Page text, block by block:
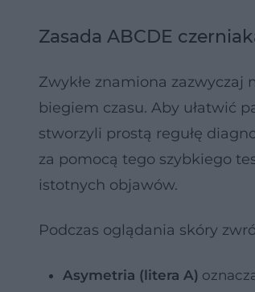
Zasada ABCDE
Zwykłe znamiona
biegiem czasu. Aby ułatwić
stworzyli prostą regułę
za pomocą tego szybkiego
istotnych objawów.
Podczas oglądania skóry
Asymetria (litera A)